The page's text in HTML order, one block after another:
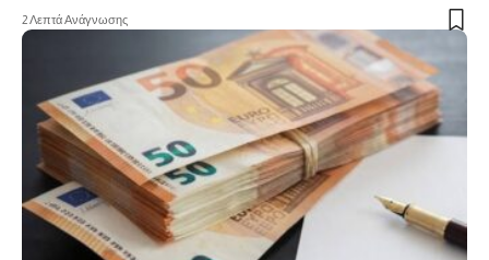
2 Λεπτά Ανάγνωσης